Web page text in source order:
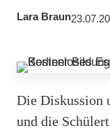
Lara Braun
Die Diskussion
und die